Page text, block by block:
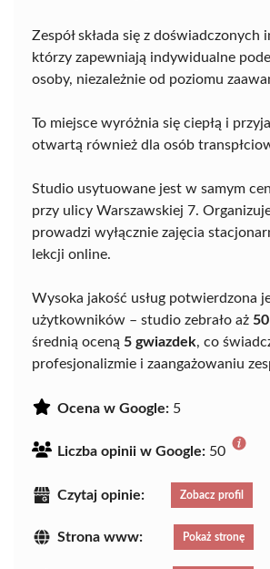
Zespół składa się z
którzy zapewniają indywidualne
osoby, niezależnie od poziomu
To miejsce wyróżnia się ciepłą i
otwartą również dla osób
Studio usytuowane jest w samym
przy ulicy Warszawskiej 7.
prowadzi wyłącznie zajęcia
lekcji online.
Wysoka jakość usług potwierdzona
użytkowników – studio zebrało aż
średnią oceną 5 gwiazdek, co
profesjonalizmie i zaangażowaniu
Ocena w Google: 5
Liczba opinii w Google: 50
Czytaj opinie: Zobacz profil
Strona www: Pokaż stronę